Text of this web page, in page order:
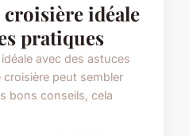
idéale
pratiques
avec des astuces
croisière peut sembler
bons conseils, cela